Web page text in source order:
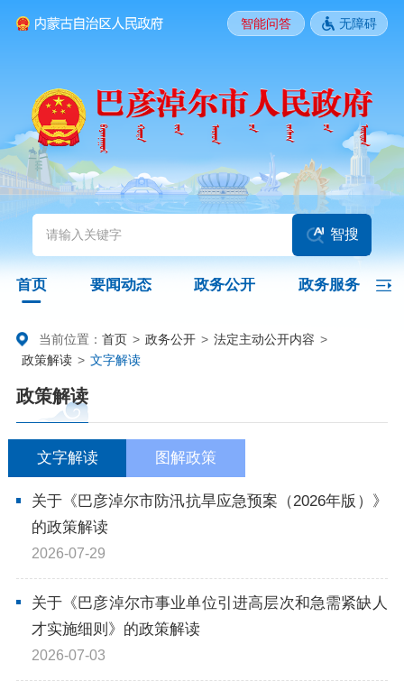
头条 国务院信息 自治区信息
政务动态 旗县区动态
图片新闻
政务公开
政务服务
便民应用 便民热线 基础清单
办事大厅
智能问答 无障碍
智搜
首页 要闻动态 政务公开 政务服务
当前位置： 首页 > 政务公开 > 法定主动公开内容 >
政策解读 > 文字解读
政策解读
文字解读 图解政策
关于《巴彦淖尔市防汛抗旱应急预案（2026年版）》
的政策解读
2026-07-29
关于《巴彦淖尔市事业单位引进高层次和急需紧缺人
才实施细则》的政策解读
2026-07-03